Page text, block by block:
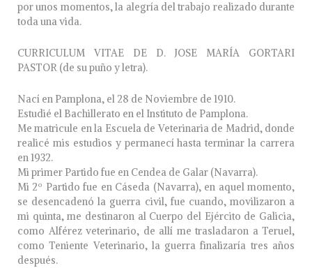
por unos momentos, la alegría del trabajo realizado durante
toda una vida.
CURRICULUM VITAE DE D. JOSE MARÍA GORTARI
PASTOR (de su puño y letra).
Nací en Pamplona, el 28 de Noviembre de 1910.
Estudié el Bachillerato en el Instituto de Pamplona.
Me matricule en la Escuela de Veterinaria de Madrid, donde
realicé mis estudios y permanecí hasta terminar la carrera
en 1932.
Mi primer Partido fue en Cendea de Galar (Navarra).
Mi 2º Partido fue en Cáseda (Navarra), en aquel momento,
se desencadenó la guerra civil, fue cuando, movilizaron a
mi quinta, me destinaron al Cuerpo del Ejército de Galicia,
como Alférez veterinario, de allí me trasladaron a Teruel,
como Teniente Veterinario, la guerra finalizaría tres años
después.